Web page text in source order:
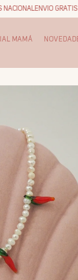
ENVIO GRATIS
MAMÁ